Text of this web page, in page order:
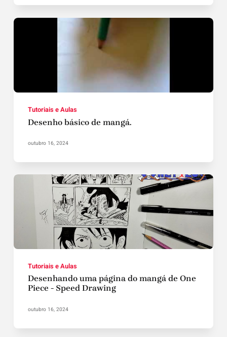
Tutoriais e Aulas
Desenho básico de mangá.
outubro 16, 2024
Tutoriais e Aulas
Desenhando uma página do mangá de One
Piece - Speed Drawing
outubro 16, 2024